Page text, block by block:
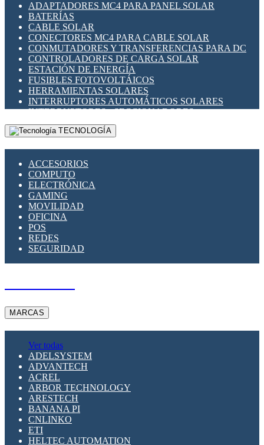
ADAPTADORES MC4 PARA PANEL SOLAR
BATERÍAS
CABLE SOLAR
CONECTORES MC4 PARA CABLE SOLAR
CONMUTADORES Y TRANSFERENCIAS PARA DC
CONTROLADORES DE CARGA SOLAR
ESTACIÓN DE ENERGÍA
FUSIBLES FOTOVOLTÁICOS
HERRAMIENTAS SOLARES
INTERRUPTORES AUTOMÁTICOS SOLARES
INTERRUPTORES - SECCIONADORES
FOTOVOLTÁICOS
MONTAJE PANEL SOLAR
SUPRESOR DE TRANSIENTES SPDS PARA
APLICACIONES FOTOVOLTAICAS
TECNOLOGÍA
ACCESORIOS
COMPUTO
ELECTRÓNICA
GAMING
MOVILIDAD
OFICINA
POS
REDES
SEGURIDAD
MARCAS
Ver todas
ADELSYSTEM
ADVANTECH
ACREL
ARBOR TECHNOLOGY
ARESTECH
BANANA PI
CNLINKO
ETI
HELTEC AUTOMATION